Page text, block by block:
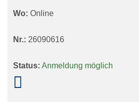
Wo: Online
Nr.: 26090616
Status: Anmeldung möglich